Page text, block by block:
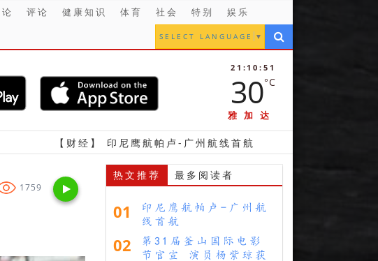
评论 健康知识 体育 社会 特别
娱乐
SELECT LANGUAGE ▼
21:10:52
30°C
雅加达
财经】 印尼鹰航帕卢-广州航线首航 【金融】 立法议员支持雅
1759
热文推荐 最多阅读者
01
印尼鹰航帕卢-广州航
线首航
02
第31届釜山国际电影
节官宣 演员杨紫琼获